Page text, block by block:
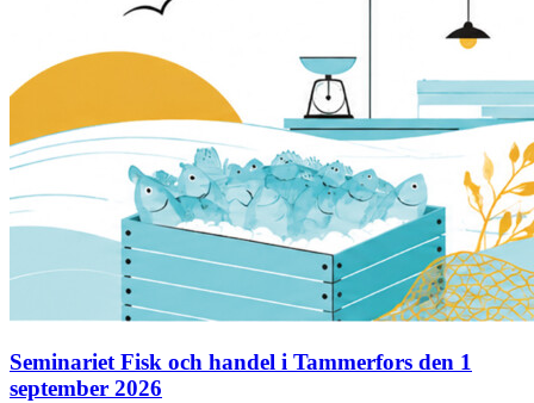
Seminariet Fisk och handel i Tammerfors den 1
september 2026